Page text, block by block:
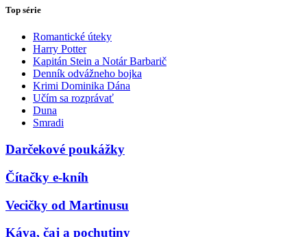
Top série
Romantické úteky
Harry Potter
Kapitán Stein a Notár Barbarič
Denník odvážneho bojka
Krimi Dominika Dána
Učím sa rozprávať
Duna
Smradi
Darčekové poukážky
Čítačky e-kníh
Vecičky od Martinusu
Káva, čaj a pochutiny